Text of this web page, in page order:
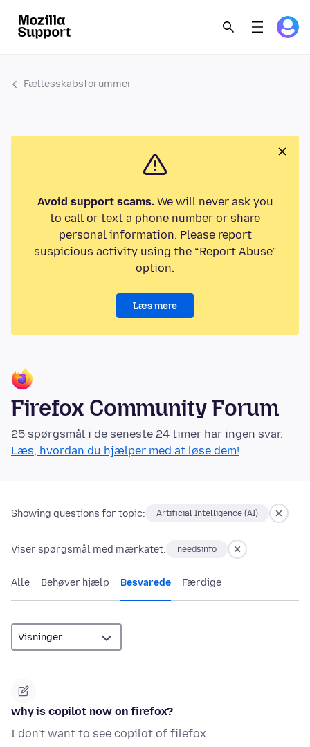
Fællesskabsforummer
Avoid support scams.We will never ask you
to call or text a phone number or share
personal information. Please report
suspicious activity using the “Report Abuse”
option.
Læs mere
Firefox Community Forum
25 spørgsmål i de seneste 24 timer har ingen svar.
Læs, hvordan du hjælper med at løse dem!
Showing questions for topic: Artificial Intelligence (AI)
Viser spørgsmål med mærkatet: needsinfo
Alle Behøver hjælp Besvarede Færdige
why is copilot now on firefox?
I don't want to see copilot of filefox